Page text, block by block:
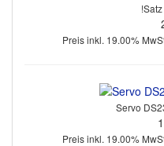
Preis inkl. 19.00%
Servo
Preis inkl. 19.00%